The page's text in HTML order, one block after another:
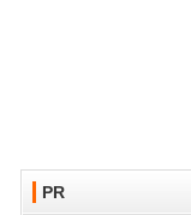
PR